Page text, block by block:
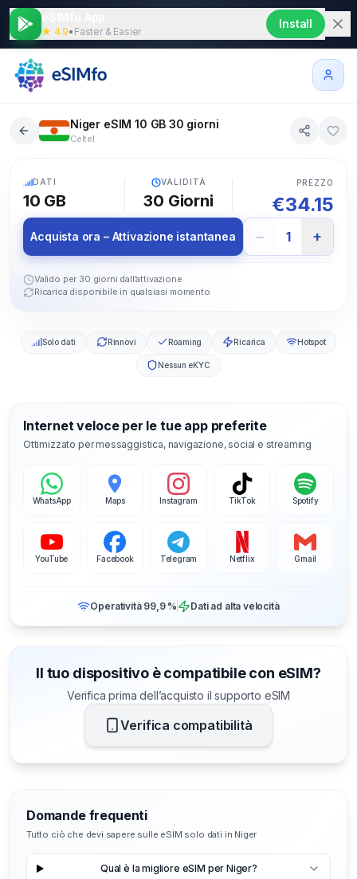
★ 4.9• Faster & Easier
Install
Niger eSIM 10 GB 30 giorni
Celtel
DATI
10 GB
VALIDITÀ
30 Giorni
PREZZO
€34.15
Acquista ora – Attivazione istantanea − 1 +
Valido per 30 giorni dall’attivazione
Ricarica disponibile in qualsiasi momento
Solo dati Rinnovi Roaming Ricarica Hotspot
Nessun eKYC
Internet veloce per le tue app preferite
Ottimizzato per messaggistica, navigazione, social e streaming
WhatsApp Maps Instagram TikTok Spotify
YouTube Facebook Telegram Netflix Gmail
Operatività 99,9 % Dati ad alta velocità
Il tuo dispositivo è compatibile con eSIM?
Verifica prima dell’acquisto il supporto eSIM
Verifica compatibilità
Domande frequenti
Tutto ciò che devi sapere sulle eSIM solo dati in Niger
Qual è la migliore eSIM per Niger?